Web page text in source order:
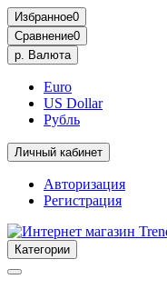
Избранное0
Сравнение0
р. Валюта
Euro
US Dollar
Рубль
Личный кабинет
Авторизация
Регистрация
Категории